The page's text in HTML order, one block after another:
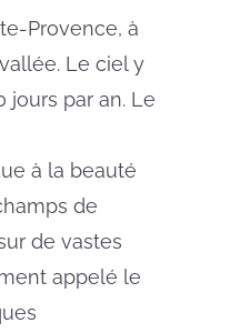
Provence, à
Le ciel y
jours par an. Le
à la beauté
de
de vastes
appelé le